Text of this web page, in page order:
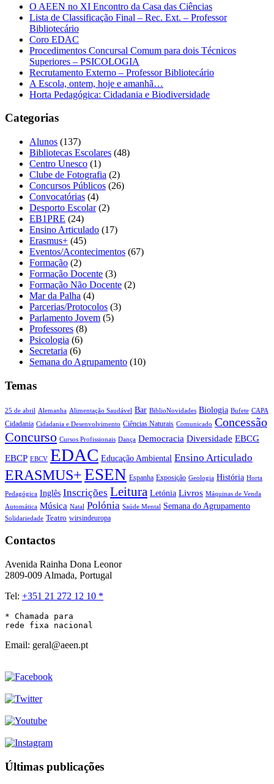
O AEEN no XI Encontro da Casa das Ciências
Lista de Classificação Final – Rec. Ext. – Professor
Bibliotecário
Coro EDAC
Procedimentos Concursal Comum para dois Técnicos
Superiores – PSICOLOGIA
Recrutamento Externo – Professor Bibliotecário
A Escola, ontem, hoje e amanhã…
Horta Pedagógica: Cidadania e Biodiversidade
Categorias
Alunos (137)
Bibliotecas Escolares (48)
Centro Unesco (1)
Clube de Fotografia (2)
Concursos Públicos (26)
Convocatórias (4)
Desporto Escolar(2)
EB1PRE (24)
Ensino Articulado (17)
Erasmus+ (45)
Eventos/Acontecimentos (67)
Formação (2)
Formação Docente (3)
Formação Não Docente (2)
Mar da Palha (4)
Parcerias/Protocolos (3)
Parlamento Jovem (5)
Professores (8)
Psicologia (6)
Secretaria (6)
Semana do Agrupamento (10)
Temas
25 de abril Alemanha Alimentação Saudável Bar BiblioNovidades Biologia Bufete CAPA
Cidadania Cidadania e Desenvolvimento Ciências Naturais Comunicado Concessão
Concurso Cursos Profissionais Dança Democracia Diversidade EBCG
EBCP EBCV EDAC Educação Ambiental Ensino Articulado
ERASMUS+ESEN Espanha Exposição Geologia História Horta
Pedagógica Inglês Inscrições Leitura Letónia Livros Máquinas de Venda
Automática Música Natal Polónia Saúde Mental Semana do Agrupamento
Solidariedade Teatro wirsindeuropa
Contactos
Avenida Rainha Dona Leonor
2809-009 Almada, Portugal
Tel: +351 21 272 12 10 *
* Chamada para
rede fixa nacional
Email: geral@aeen.pt
Últimas publicações